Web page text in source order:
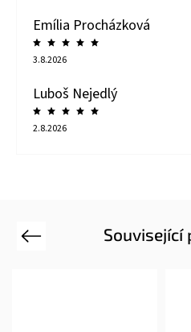
Emília Procházková
3.8.2026
Luboš Nejedlý
2.8.2026
Související
Previous